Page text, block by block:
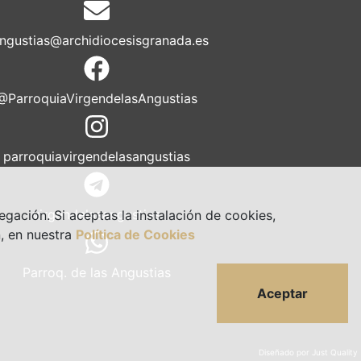
parroquiavirgendelasangustias
virgendelasangustias
Parroq. de las Angustias
Diseñado por Just Quality
Si aceptas la instalación de cookies,
en nuestra Política de Cookies
Aceptar